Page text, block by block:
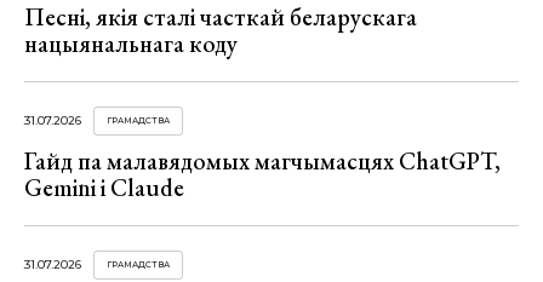
Песні, якія сталі часткай беларускага
нацыянальнага коду
31.07.2026 ГРАМАДСТВА
Гайд па малавядомых магчымасцях ChatGPT,
Gemini і Claude
31.07.2026 ГРАМАДСТВА